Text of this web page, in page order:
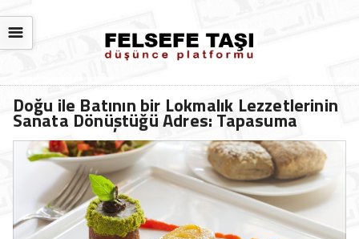
☰
Doğu ile Batının bir Lokmalık Lezzetlerinin
Sanata Dönüştüğü Adres: Tapasuma